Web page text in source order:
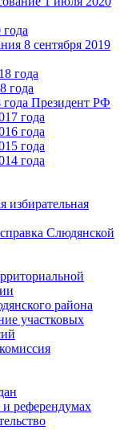
8 сентября 2019
года
года
Президент РФ
года
года
года
года
избирательная
Слюдянской
района
участковых
и референдумах